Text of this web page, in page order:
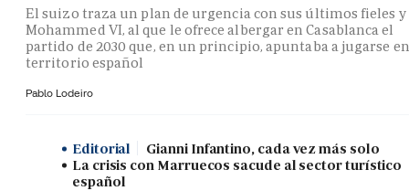
El suizo traza un plan de urgencia con sus últimos fieles y
Mohammed VI, al que le ofrece albergar en Casablanca el
partido de 2030 que, en un principio, apuntaba a jugarse en
territorio español
Pablo Lodeiro
Editorial
Gianni Infantino, cada vez más solo
La crisis con Marruecos sacude al sector turístico
español